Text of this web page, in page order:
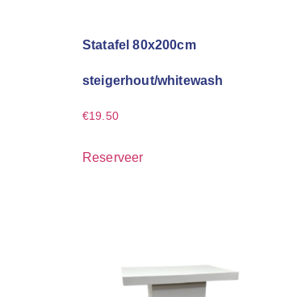
Statafel 80x200cm
steigerhout/whitewash
€19.50
Reserveer